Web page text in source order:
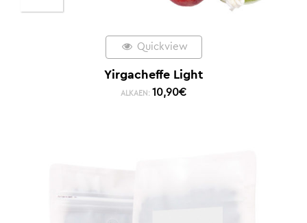
Quickview
Yirgacheffe Light
ALKAEN: 10,90€